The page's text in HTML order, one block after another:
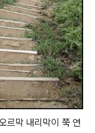
르막 내리막이 쭉 연